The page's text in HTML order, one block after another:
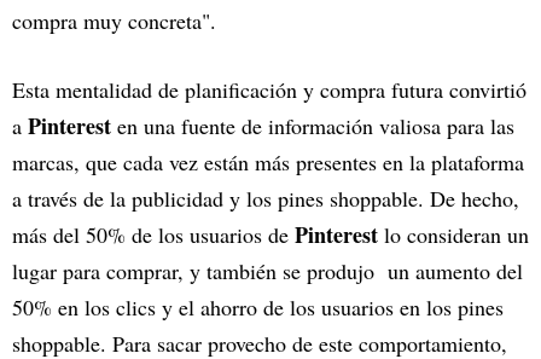
compra muy concreta".
Esta mentalidad de planificación y compra futura convirtió
a Pinterest en una fuente de información valiosa para las
marcas, que cada vez están más presentes en la plataforma
a través de la publicidad y los pines shoppable. De hecho,
más del 50% de los usuarios de Pinterest lo consideran un
lugar para comprar, y también se produjo un aumento del
50% en los clics y el ahorro de los usuarios en los pines
shoppable. Para sacar provecho de este comportamiento,